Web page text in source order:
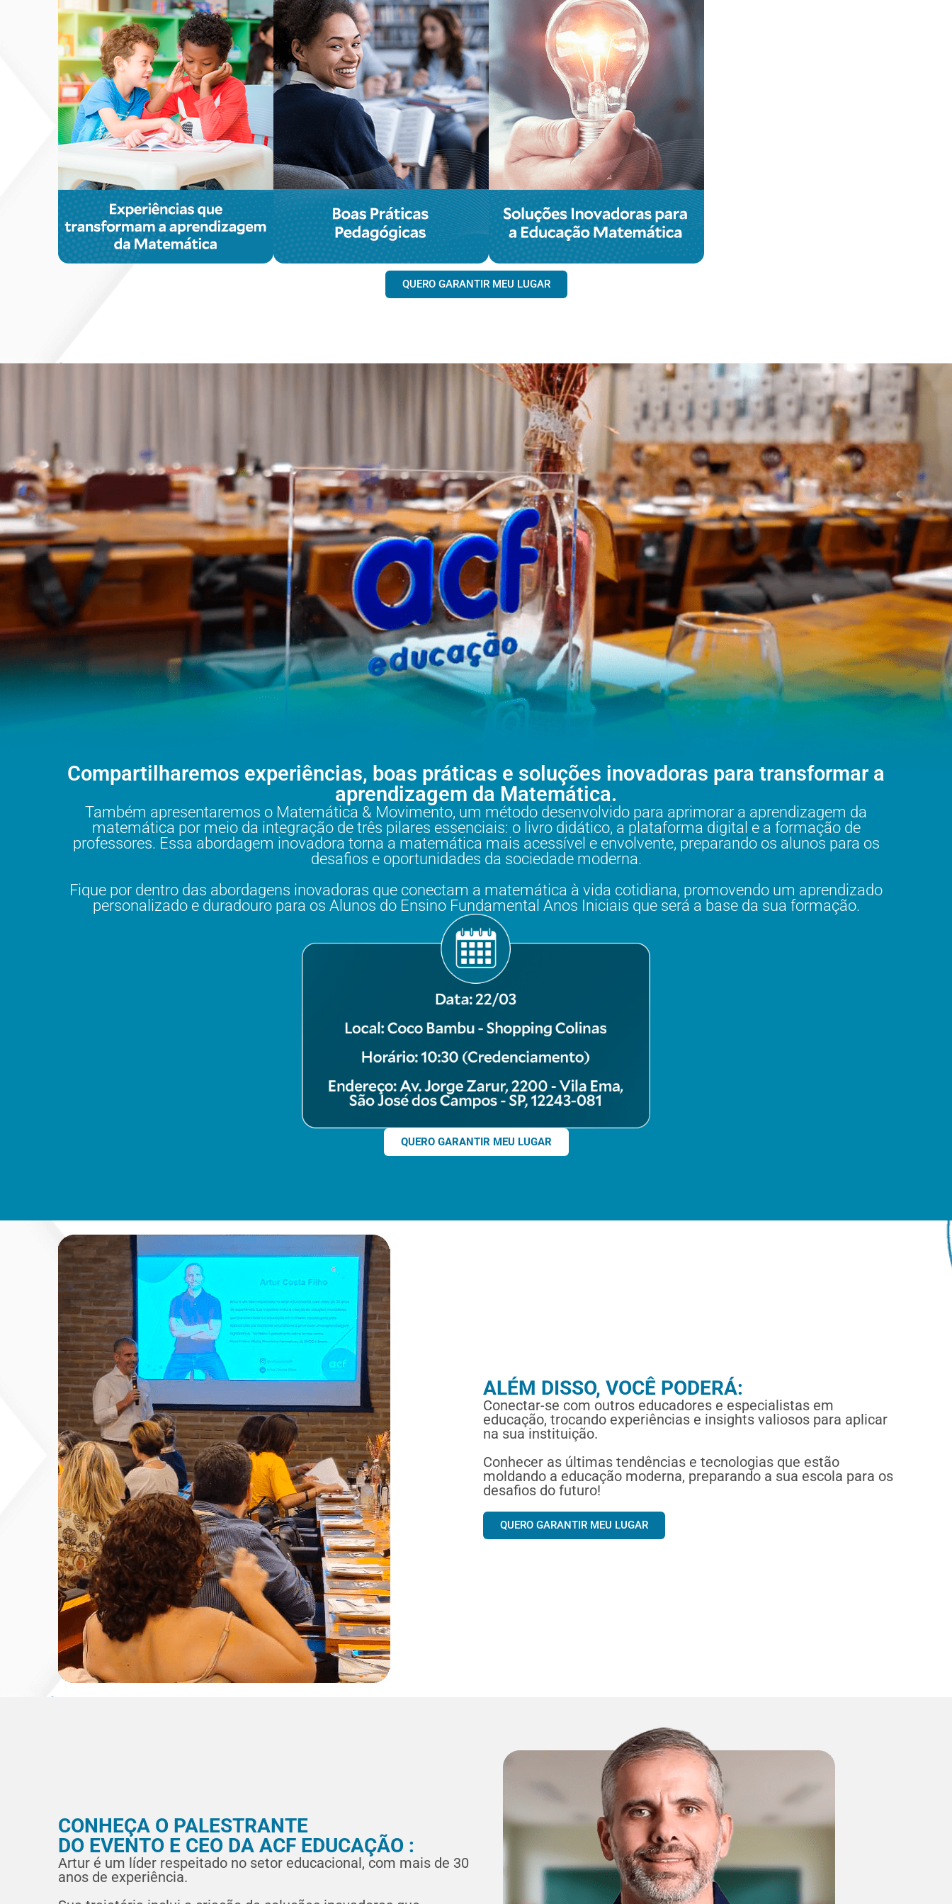
QUERO GARANTIR MEU LUGAR
Compartilharemos experiências, boas práticas e soluções inovadoras para transformar a
aprendizagem da Matemática.
Também apresentaremos o Matemática & Movimento, um método desenvolvido para aprimorar a aprendizagem da
matemática por meio da integração de três pilares essenciais: o livro didático, a plataforma digital e a formação de
professores. Essa abordagem inovadora torna a matemática mais acessível e envolvente, preparando os alunos para os
desafios e oportunidades da sociedade moderna.
Fique por dentro das abordagens inovadoras que conectam a matemática à vida cotidiana, promovendo um aprendizado
personalizado e duradouro para os Alunos do Ensino Fundamental Anos Iniciais que será a base da sua formação.
QUERO GARANTIR MEU LUGAR
ALÉM DISSO, VOCÊ PODERÁ:
Conectar-se com outros educadores e especialistas em
educação, trocando experiências e insights valiosos para aplicar
na sua instituição.
Conhecer as últimas tendências e tecnologias que estão
moldando a educação moderna, preparando a sua escola para os
desafios do futuro!
QUERO GARANTIR MEU LUGAR
CONHEÇA O PALESTRANTE
DO EVENTO E CEO DA ACF EDUCAÇÃO :
Artur é um líder respeitado no setor educacional, com mais de 30
anos de experiência.